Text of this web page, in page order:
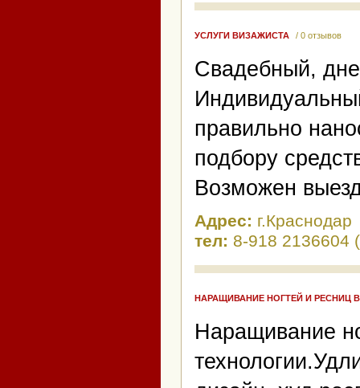
УСЛУГИ ВИЗАЖИСТА / 0 отзывов
Свадебный,
правильно
подбору
Возможен
Адрес: г.Краснодар
тел: 8-918 2136604
НАРАЩИВАНИЕ НОГТЕЙ И РЕСНИЦ
Наращивание